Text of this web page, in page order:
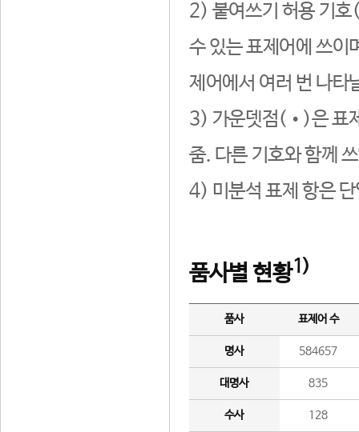
2) 붙여쓰기 허용 기호
수 있는 표제어에 쓰이
제어에서 여러 번 나타
3) 가운뎃점(•)은 표
줌. 다른 기호와 함께
4) 미분석 표제 항은
품사별 현황1)
품사 표제어 수
명사 584657
대명사 835
수사 128